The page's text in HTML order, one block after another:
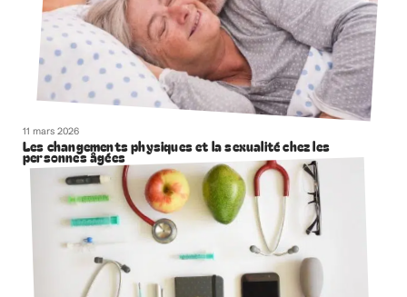
11 mars 2026
Les changements physiques et la sexualité chez les
personnes âgées